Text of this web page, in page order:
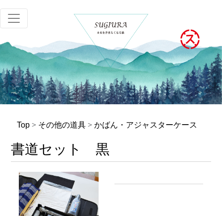
Top> その他の道具> かばん・アジャスターケース
書道セット 黒